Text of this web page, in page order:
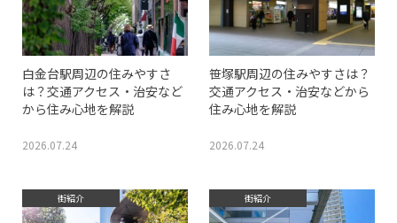
白金台駅周辺の住みやすさ
は？交通アクセス・治安など
から住み心地を解説
2026.07.24
笹塚駅周辺の住みやすさは？
交通アクセス・治安などから
住み心地を解説
2026.07.24
街紹介 街紹介